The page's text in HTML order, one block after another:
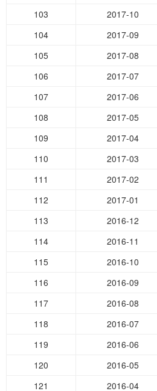
103
2017-10
104
2017-09
105
2017-08
106
2017-07
107
2017-06
108
2017-05
109
2017-04
110
2017-03
111
2017-02
112
2017-01
113
2016-12
114
2016-11
115
2016-10
116
2016-09
117
2016-08
118
2016-07
119
2016-06
120
2016-05
121
2016-04